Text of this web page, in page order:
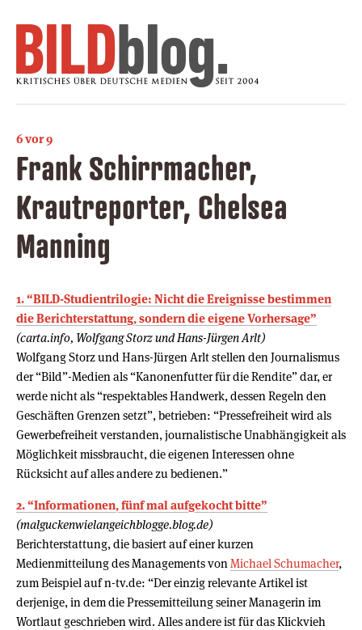
6 vor 9
Frank Schirrmacher,
Krautreporter, Chelsea
Manning
1. “BILD-Studientrilogie: Nicht die Ereignisse bestimmen
die Berichterstattung, sondern die eigene Vorhersage”
(carta.info, Wolfgang Storz und Hans-Jürgen Arlt)
Wolfgang Storz und Hans-Jürgen Arlt stellen den Journalismus
der “Bild”-Medien als “Kanonenfutter für die Rendite” dar, er
werde nicht als “respektables Handwerk, dessen Regeln den
Geschäften Grenzen setzt”, betrieben: “Pressefreiheit wird als
Gewerbefreiheit verstanden, journalistische Unabhängigkeit als
Möglichkeit missbraucht, die eigenen Interessen ohne
Rücksicht auf alles andere zu bedienen.”
2. “Informationen, fünf mal aufgekocht bitte”
(malguckenwielangeichblogge.blog.de)
Berichterstattung, die basiert auf einer kurzen
Medienmitteilung des Managements von Michael Schumacher,
zum Beispiel auf n-tv.de: “Der einzig relevante Artikel ist
derjenige, in dem die Pressemitteilung seiner Managerin im
Wortlaut geschrieben wird. Alles andere ist für das Klickvieh